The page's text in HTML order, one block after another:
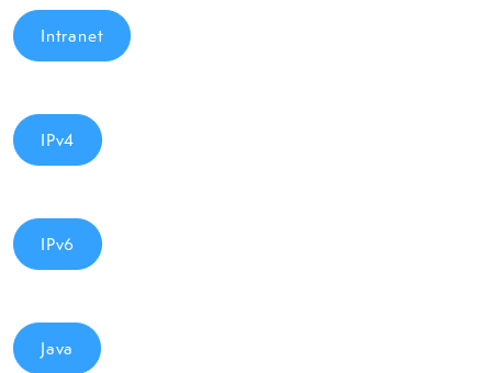
Intranet
IPv4
IPv6
Java